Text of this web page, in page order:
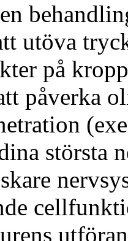
utöva
på
påverka
största